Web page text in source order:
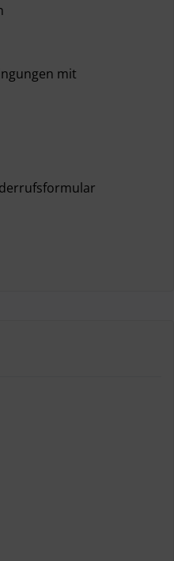
mit